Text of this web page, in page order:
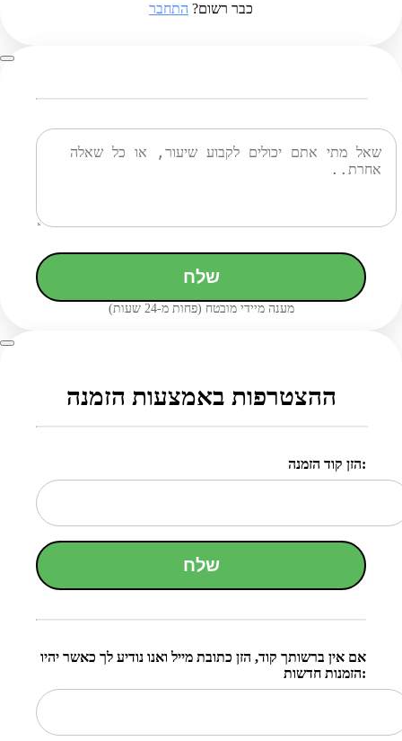
כבר רשום? התחבר
שלח
מענה מיידי מובטח (פחות מ-24 שעות)
ההצטרפות באמצעות הזמנה
הזן קוד הזמנה:
שלח
אם אין ברשותך קוד, הזן כתובת מייל ואנו נודיע לך כאשר יהיו
הזמנות חדשות: